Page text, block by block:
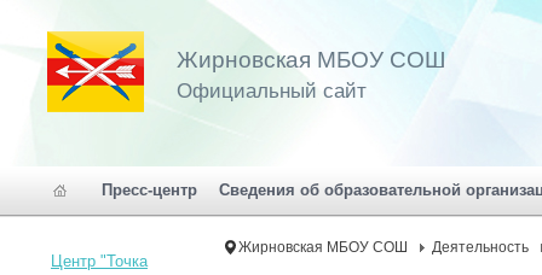
Жирновская МБОУ СОШ
Официальный сайт
Пресс-центр Сведения об образовательной
Жирновская МБОУ СОШ Деятельность
Центр "Точка